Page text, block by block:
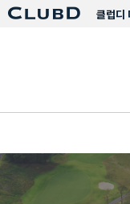
클럽디